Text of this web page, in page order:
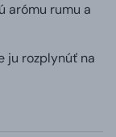
arómu rumu a
ju rozplynúť na